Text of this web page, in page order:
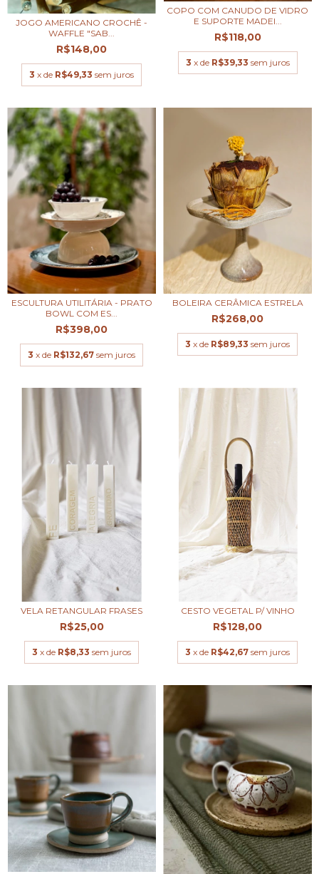
JOGO AMERICANO CROCHÊ -
WAFFLE "SAB...
R$148,00
3 x de R$49,33 sem juros
COPO COM CANUDO DE VIDRO
E SUPORTE MADEI...
R$118,00
3 x de R$39,33 sem juros
ESCULTURA UTILITÁRIA - PRATO
BOWL COM ES...
R$398,00
3 x de R$132,67 sem juros
BOLEIRA CERÂMICA ESTRELA
R$268,00
3 x de R$89,33 sem juros
VELA RETANGULAR FRASES
R$25,00
3 x de R$8,33 sem juros
CESTO VEGETAL P/ VINHO
R$128,00
3 x de R$42,67 sem juros